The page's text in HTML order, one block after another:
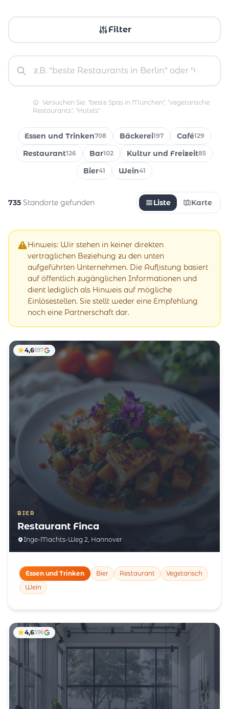
Filter
Versuchen Sie: "beste Spas in München", "vegetarische
Restaurants", "Hotels"
Essen und Trinken708 Bäckerei197 Café129
Restaurant126 Bar102 Kultur und Freizeit85
Bier41 Wein41
735 Standorte gefunden Liste Karte
Hinweis: Wir stehen in keiner direkten
vertraglichen Beziehung zu den unten
aufgeführten Unternehmen. Die Auflistung basiert
auf öffentlich zugänglichen Informationen und
dient lediglich als Hinweis auf mögliche
Einlösestellen. Sie stellt weder eine Empfehlung
noch eine Partnerschaft dar.
BIER
Restaurant Finca
Inge-Machts-Weg 2, Hannover
4,6697
Essen und Trinken Bier Restaurant
Vegetarisch
Wein
4,6596